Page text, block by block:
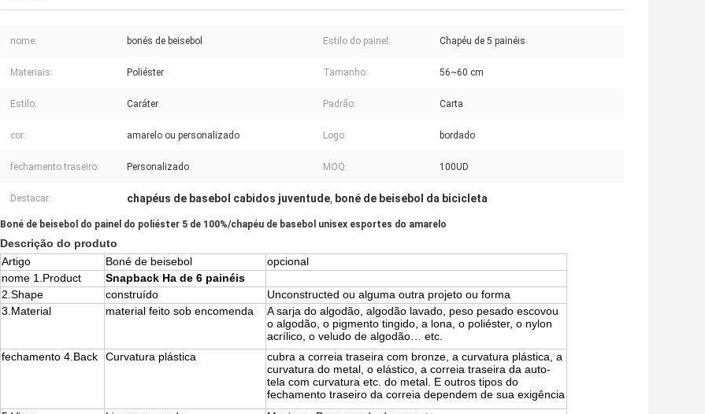
nome: bonés de beisebol Estilo do painel: Chapéu de 5 painéis
Materiais: Poliéster Tamanho: 56~60 cm
Estilo: Caráter Padrão: Carta
cor: amarelo ou personalizado Logo: bordado
fechamento traseiro: Personalizado MOQ: 100UD
Destacar: chapéus de basebol cabidos juventude, boné de beisebol da bicicleta
Boné de beisebol do painel do poliéster 5 de 100%/chapéu de basebol unisex esportes do amarelo
Descrição do produto
Artigo
Boné de beisebol
opcional
nome 1.Product
Snapback Ha de 6 painéis
2.Shape
construído
Unconstructed ou alguma outra projeto ou forma
3.Material
material feito sob encomenda
A sarja do algodão, algodão lavado, peso pesado escovou
o algodão, o pigmento tingido, a lona, o poliéster, o nylon
acrílico, o veludo de algodão… etc.
fechamento 4.Back
Curvatura plástica
cubra a correia traseira com bronze, a curvatura plástica, a
curvatura do metal, o elástico, a correia traseira da auto-
tela com curvatura etc. do metal. E outros tipos do
fechamento traseiro da correia dependem de sua exigência